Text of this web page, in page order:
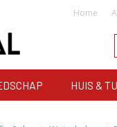
Home
HUIS &